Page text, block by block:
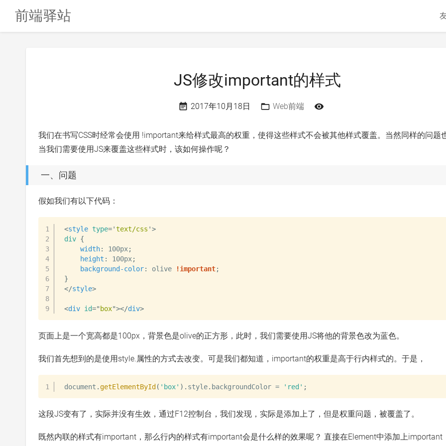
前端驿站
JS修改important的样式
2017年10月18日 Web前端
我们在书写CSS时经常会使用 !important来给样式最高的权重，使得这些样式不会被其他样式覆盖。当然同样的问题
当我们需要使用JS来覆盖这些样式时，该如何操作呢？
一、问题
假如我们有以下代码：
<style type='text/css '>
div {
width: 100px;
height : 100px;
background-color: olive !important;
}
</style>
<div id="box"></div>
页面上是一个宽高都是100px，背景色是olive的正方形，此时，我们需要使用JS将他的背景色改为蓝色。
我们首先想到的是使用style.属性的方式去改变。可是我们都知道，important的权重是高于行内样式的。于是，
document . getElementById ( 'box' ) . style. backgroundColor = 'red' ;
这段JS变有了，实际并没有生效，通过F12控制台，我们发现，实际是添加上了，但是权重问题，被覆盖了。
既然内联的样式有important，那么行内的样式有important会是什么样的效果呢？ 直接在Element中添加上important